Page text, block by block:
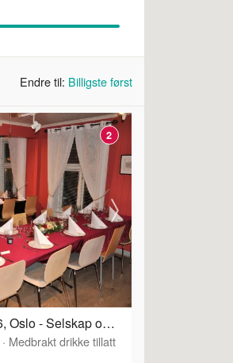
Endre til: Billigste først
2
Grendehuset i Korsgata 16, Oslo - Selskap og konferanselokale
· Medbrakt drikke tillatt